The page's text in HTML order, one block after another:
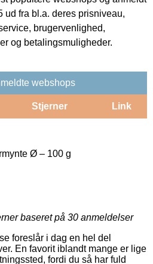
ud fra bl.a. deres prisniveau,
brugervenlighed,
og betalingsmuligheder.
webshops
Stjerner Link
Ø – 100 g
baseret på 30 anmeldelser
foreslår i dag en hel del
En favorit iblandt mange er lige
fordi du så har fuld